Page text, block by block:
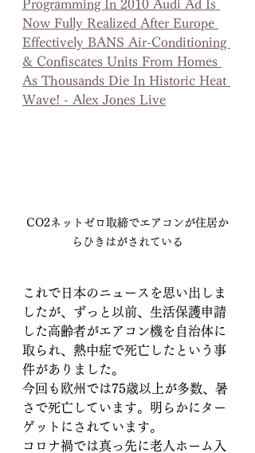
Programming In 2010 Audi Ad Is
Now Fully Realized After Europe
Effectively BANS Air-Conditioning
& Confiscates Units From Homes
As Thousands Die In Historic Heat
Wave! - Alex Jones Live
CO2ネットゼロ取締でエアコンが住居か
らひきはがされている
これで日本のニュースを思い出しま
したが、ずっと以前、生活保護申請
した高齢者がエアコン機を自治体に
取られ、熱中症で死亡したという事
件がありました。
今回も欧州では75歳以上が多数、暑
さで死亡しています。明らかにター
ゲットにされています。
コロナ禍では真っ先に老人ホーム入